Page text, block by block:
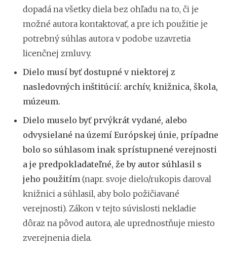
dopadá na všetky diela bez ohľadu na to, či je
možné autora kontaktovať, a pre ich použitie je
potrebný súhlas autora v podobe uzavretia
licenčnej zmluvy.
Dielo musí byť dostupné v niektorej z
nasledovných inštitúcií: archív, knižnica, škola,
múzeum.
Dielo muselo byť prvýkrát vydané, alebo
odvysielané na území Európskej únie, prípadne
bolo so súhlasom inak sprístupnené verejnosti
a je predpokladateľné, že by autor súhlasil s
jeho použitím (napr. svoje dielo/rukopis daroval
knižnici a súhlasil, aby bolo požičiavané
verejnosti). Zákon v tejto súvislosti nekladie
dôraz na pôvod autora, ale uprednostňuje miesto
zverejnenia diela.